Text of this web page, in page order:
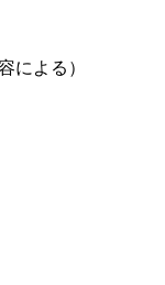
による）